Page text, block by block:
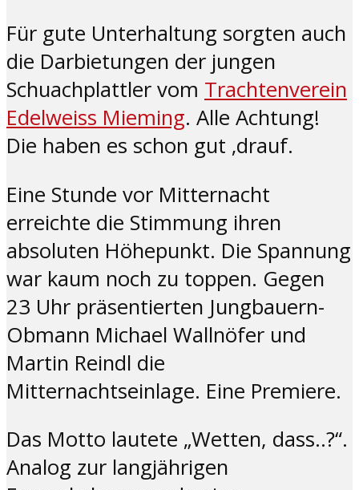
Für gute Unterhaltung sorgten auch
die Darbietungen der jungen
Schuachplattler vom Trachtenverein
Edelweiss Mieming. Alle Achtung!
Die haben es schon gut ‚drauf.
Eine Stunde vor Mitternacht
erreichte die Stimmung ihren
absoluten Höhepunkt. Die Spannung
war kaum noch zu toppen. Gegen
23 Uhr präsentierten Jungbauern-
Obmann Michael Wallnöfer und
Martin Reindl die
Mitternachtseinlage. Eine Premiere.
Das Motto lautete „Wetten, dass..?“.
Analog zur langjährigen